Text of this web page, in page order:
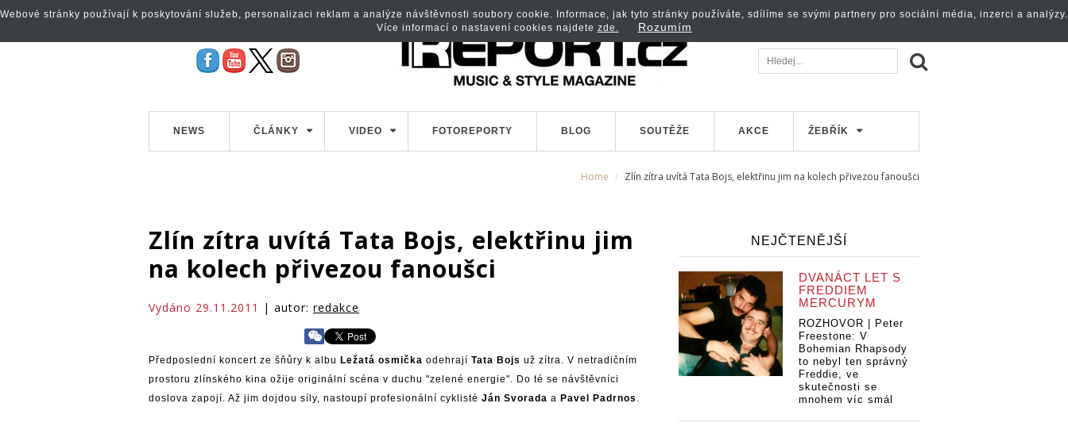
NEWS ČLÁNKY VIDEO FOTOREPORTY BLOG SOUTĚŽE AKCE ŽEBŘÍK
Home Zlín zítra uvítá Tata Bojs, elektřinu jim na kolech přivezou fanoušci
Zlín zítra uvítá Tata Bojs, elektřinu jim
na kolech přivezou fanoušci
Vydáno 29.11.2011 | autor: redakce
Předposlední koncert ze šňůry k albu Ležatá osmička odehrají Tata Bojs už zítra. V netradičním
prostoru zlínského kina ožije originální scéna v duchu "zelené energie". Do té se návštěvníci
doslova zapojí. Až jim dojdou síly, nastoupí profesionální cyklisté Ján Svorada a Pavel Padrnos .
NEJČTENĚJŠÍ
DVANÁCT LET S
FREDDIEM
MERCURYM
ROZHOVOR | Peter
Freestone: V
Bohemian Rhapsody
to nebyl ten správný
Freddie, ve
skutečnosti se
mnohem víc smál
Webové stránky používají k poskytování služeb, personalizaci reklam a analýze návštěvnosti soubory cookie. Informace, jak tyto stránky používáte, sdílíme se svými partnery pro sociální média, inzerci a analýzy.
Více informací o nastavení cookies najdete zde. Rozumím